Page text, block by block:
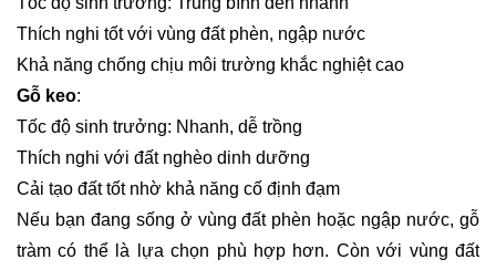
Thích nghi tốt với vùng đất phèn, ngập nước
Khả năng chống chịu môi trường khắc nghiệt cao
Gỗ keo:
Tốc độ sinh trưởng: Nhanh, dễ trồng
Thích nghi với đất nghèo dinh dưỡng
Cải tạo đất tốt nhờ khả năng cố định đạm
Nếu bạn đang sống ở vùng đất phèn hoặc ngập nước, gỗ
tràm có thể là lựa chọn phù hợp hơn. Còn với vùng đất